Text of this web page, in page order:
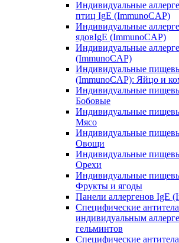
Индивидуальные
птиц IgE (ImmunoCAP)
Индивидуальные
ядовIgE (ImmunoCAP)
Индивидуальные
(ImmunoCAP)
Индивидуальные
(ImmunoCAP): Яйцо и
Индивидуальные
Бобовые
Индивидуальные
Мясо
Индивидуальные
Овощи
Индивидуальные
Орехи
Индивидуальные
Фрукты и ягоды
Панели аллергенов IgE
Специфические
индивидуальным
гельминтов
Специфические